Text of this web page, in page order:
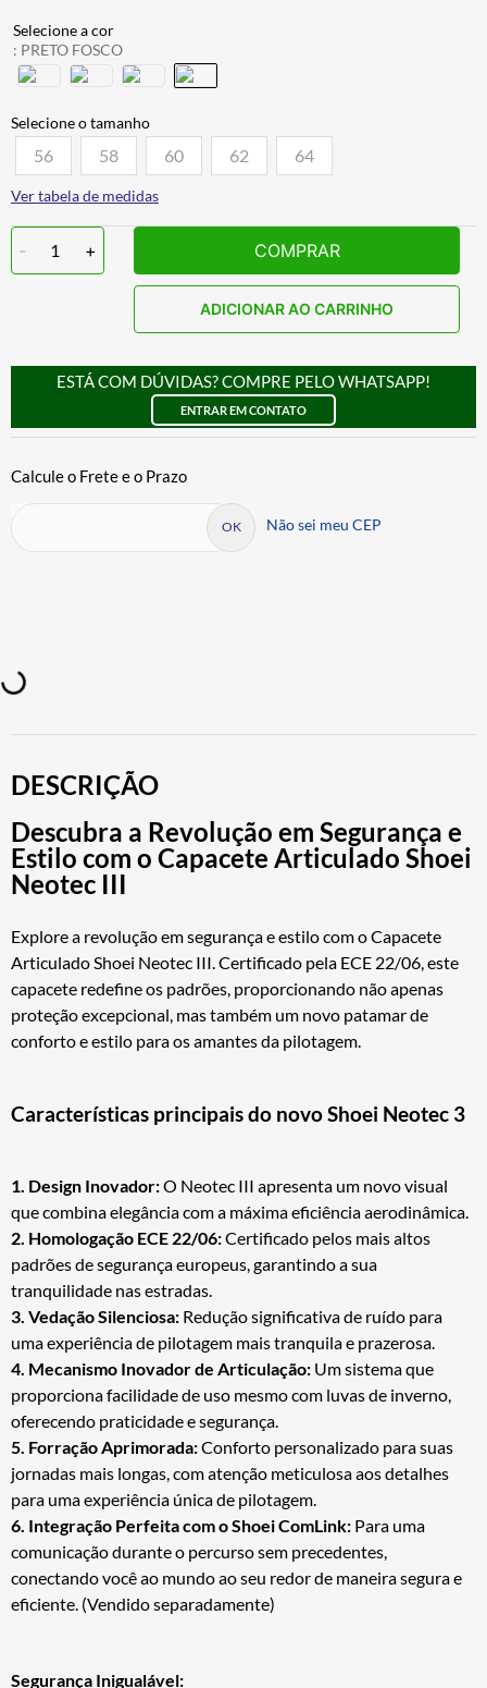
: PRETO FOSCO
56 58 60 62 64
Ver tabela de medidas
- 1 + COMPRAR
ADICIONAR AO CARRINHO
ESTÁ COM DÚVIDAS? COMPRE PELO WHATSAPP!
ENTRAR EM CONTATO
Não sei meu CEP
DESCRIÇÃO
Descubra a Revolução em Segurança e
Estilo com o Capacete Articulado Shoei
Neotec III
Explore a revolução em segurança e estilo com o Capacete
Articulado Shoei Neotec III. Certificado pela ECE 22/06, este
capacete redefine os padrões, proporcionando não apenas
proteção excepcional, mas também um novo patamar de
conforto e estilo para os amantes da pilotagem.
Características principais do novo Shoei Neotec 3
1. Design Inovador:O Neotec III apresenta um novo visual
que combina elegância com a máxima eficiência aerodinâmica.
2. Homologação ECE 22/06:Certificado pelos mais altos
padrões de segurança europeus, garantindo a sua
tranquilidade nas estradas.
3. Vedação Silenciosa: Redução significativa de ruído para
uma experiência de pilotagem mais tranquila e prazerosa.
4. Mecanismo Inovador de Articulação: Um sistema que
proporciona facilidade de uso mesmo com luvas de inverno,
oferecendo praticidade e segurança.
5. Forração Aprimorada:Conforto personalizado para suas
jornadas mais longas, com atenção meticulosa aos detalhes
para uma experiência única de pilotagem.
6. Integração Perfeita com o Shoei ComLink: Para uma
comunicação durante o percurso sem precedentes,
conectando você ao mundo ao seu redor de maneira segura e
eficiente. (Vendido separadamente)
Segurança Inigualável: